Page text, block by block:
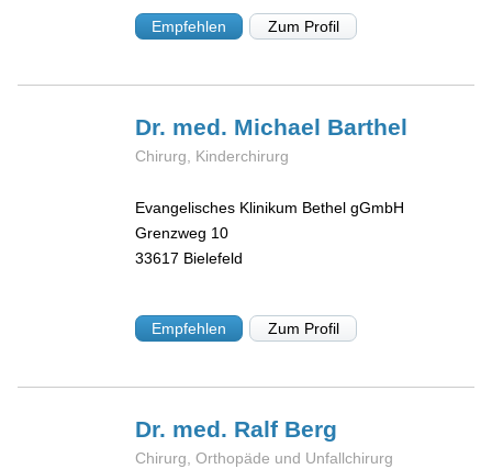
Empfehlen Zum Profil
Dr. med. Michael Barthel
Chirurg, Kinderchirurg
Evangelisches Klinikum Bethel gGmbH
Grenzweg 10
33617 Bielefeld
Empfehlen Zum Profil
Dr. med. Ralf Berg
Chirurg, Orthopäde und Unfallchirurg